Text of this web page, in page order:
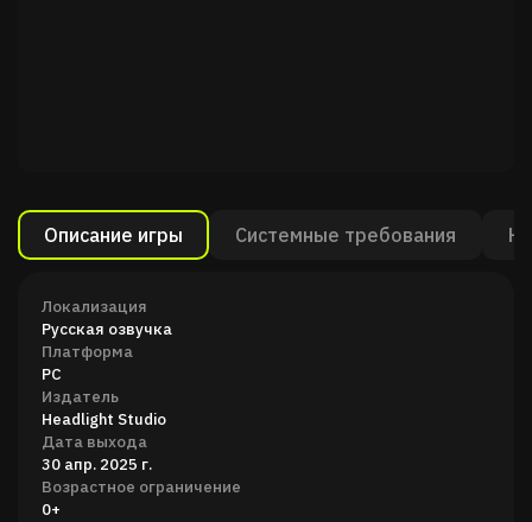
Описание игры Системные требования
Локализация
Русская озвучка
Платформа
PC
Издатель
Headlight Studio
Дата выхода
30 апр. 2025 г.
Возрастное ограничение
0+